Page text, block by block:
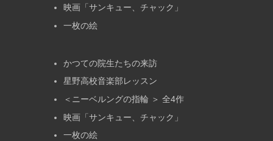
映画「サンキュー、チャック」
一枚の絵
かつての院生たちの来訪
星野高校音楽部レッスン
＜ニーベルングの指輪 ＞ 全4作
映画「サンキュー、チャック」
一枚の絵